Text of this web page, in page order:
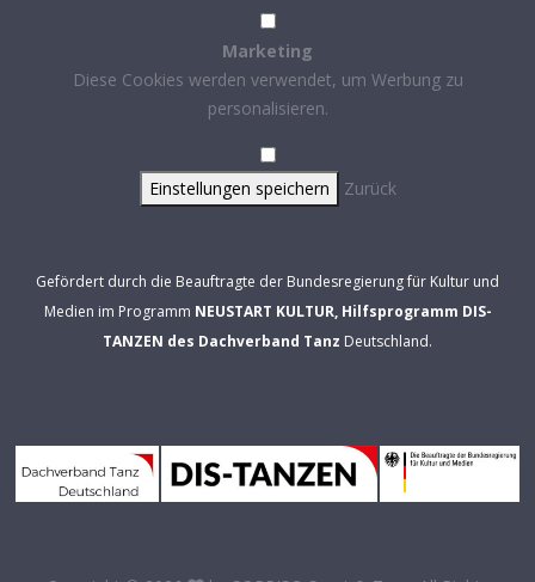
Marketing
Diese Cookies werden verwendet, um Werbung zu
personalisieren.
Einstellungen speichern Zurück
Gefördert durch die Beauftragte der Bundesregierung für Kultur und
Medien im Programm NEUSTART KULTUR, Hilfsprogramm DIS-
TANZEN des Dachverband Tanz Deutschland.